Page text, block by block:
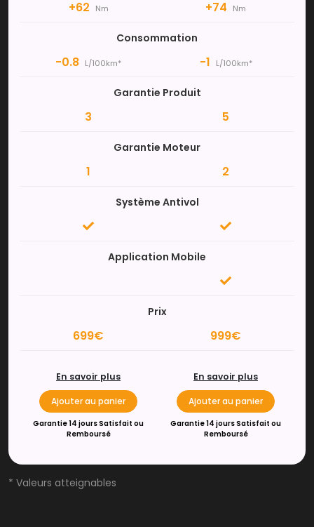
+62 Nm +74 Nm
Consommation
-0.8 L/100km* -1 L/100km*
Garantie Produit
3 5
Garantie Moteur
1 2
Système Antivol
Application Mobile
Prix
699€ 999€
En savoir plus
Ajouter au panier
Garantie 14 jours Satisfait ou
Remboursé
En savoir plus
Ajouter au panier
Garantie 14 jours Satisfait ou
Remboursé
* Valeurs atteignables